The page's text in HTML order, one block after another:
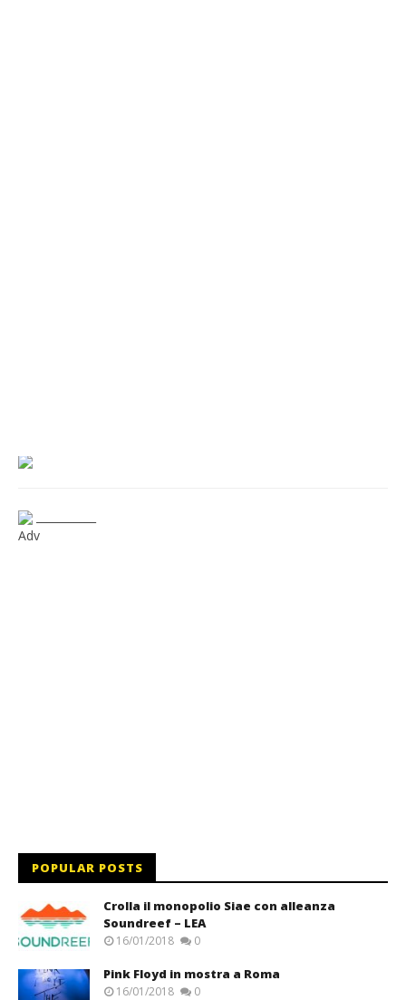
Adv
POPULAR POSTS
Crolla il monopolio Siae con alleanza
Soundreef – LEA
16/01/2018 0
Pink Floyd in mostra a Roma
16/01/2018 0